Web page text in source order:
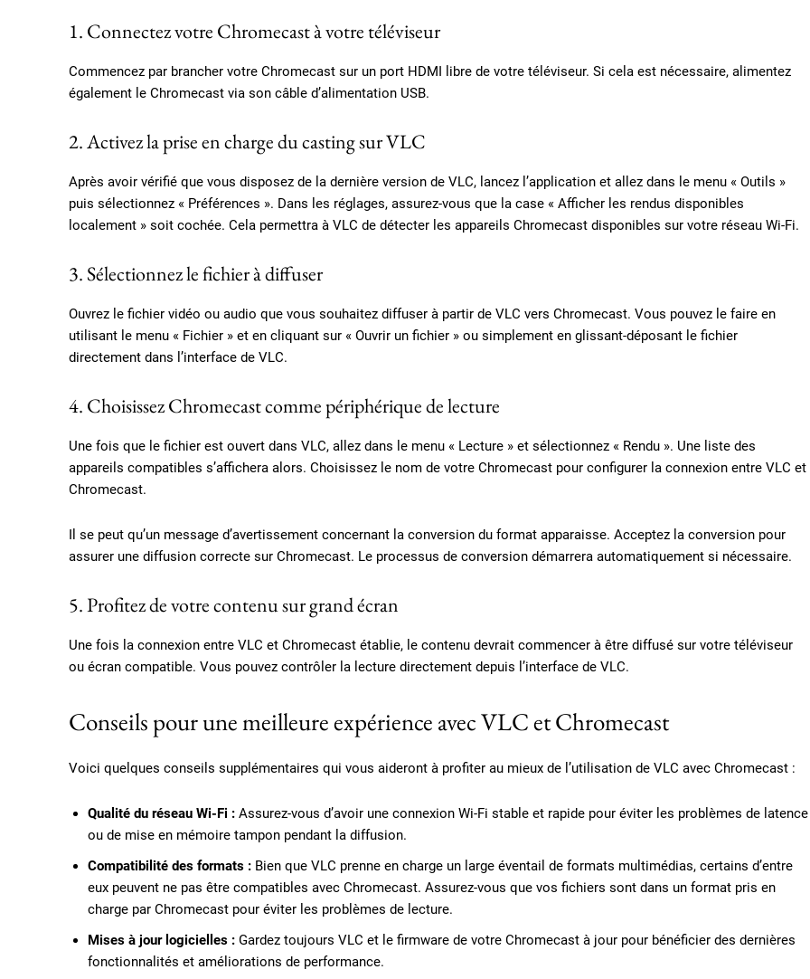
1. Connectez votre Chromecast à votre téléviseur
Commencez par brancher votre Chromecast sur un port HDMI libre de votre téléviseur. Si cela est nécessaire, alimentez
également le Chromecast via son câble d’alimentation USB.
2. Activez la prise en charge du casting sur VLC
Après avoir vérifié que vous disposez de la dernière version de VLC, lancez l’application et allez dans le menu « Outils »
puis sélectionnez « Préférences ». Dans les réglages, assurez-vous que la case « Afficher les rendus disponibles
localement » soit cochée. Cela permettra à VLC de détecter les appareils Chromecast disponibles sur votre réseau Wi-Fi.
3. Sélectionnez le fichier à diffuser
Ouvrez le fichier vidéo ou audio que vous souhaitez diffuser à partir de VLC vers Chromecast. Vous pouvez le faire en
utilisant le menu « Fichier » et en cliquant sur « Ouvrir un fichier » ou simplement en glissant-déposant le fichier
directement dans l’interface de VLC.
4. Choisissez Chromecast comme périphérique de lecture
Une fois que le fichier est ouvert dans VLC, allez dans le menu « Lecture » et sélectionnez « Rendu ». Une liste des
appareils compatibles s’affichera alors. Choisissez le nom de votre Chromecast pour configurer la connexion entre VLC et
Chromecast.
Il se peut qu’un message d’avertissement concernant la conversion du format apparaisse. Acceptez la conversion pour
assurer une diffusion correcte sur Chromecast. Le processus de conversion démarrera automatiquement si nécessaire.
5. Profitez de votre contenu sur grand écran
Une fois la connexion entre VLC et Chromecast établie, le contenu devrait commencer à être diffusé sur votre téléviseur
ou écran compatible. Vous pouvez contrôler la lecture directement depuis l’interface de VLC.
Conseils pour une meilleure expérience avec VLC et Chromecast
Voici quelques conseils supplémentaires qui vous aideront à profiter au mieux de l’utilisation de VLC avec Chromecast :
Qualité du réseau Wi-Fi : Assurez-vous d’avoir une connexion Wi-Fi stable et rapide pour éviter les problèmes de latence
ou de mise en mémoire tampon pendant la diffusion.
Compatibilité des formats : Bien que VLC prenne en charge un large éventail de formats multimédias, certains d’entre
eux peuvent ne pas être compatibles avec Chromecast. Assurez-vous que vos fichiers sont dans un format pris en
charge par Chromecast pour éviter les problèmes de lecture.
Mises à jour logicielles : Gardez toujours VLC et le firmware de votre Chromecast à jour pour bénéficier des dernières
fonctionnalités et améliorations de performance.